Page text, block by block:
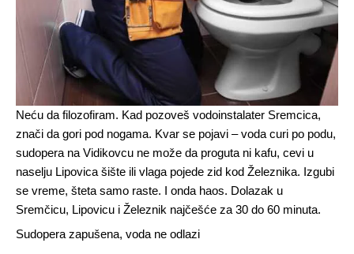
Neću da filozofiram. Kad pozoveš vodoinstalater Sremcica,
znači da gori pod nogama. Kvar se pojavi – voda curi po podu,
sudopera na Vidikovcu ne može da proguta ni kafu, cevi u
naselju Lipovica šište ili vlaga pojede zid kod Železnika. Izgubi
se vreme, šteta samo raste. I onda haos. Dolazak u
Sremčicu, Lipovicu i Železnik najčešće za 30 do 60 minuta.
Sudopera zapušena, voda ne odlazi